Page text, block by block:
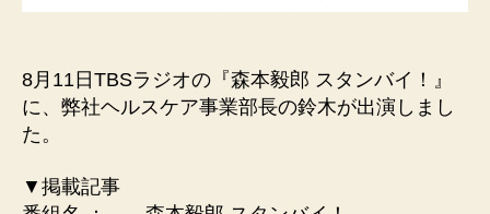
8月11日TBSラジオの『森本毅郎 スタンバイ！』
に、弊社ヘルスケア事業部長の鈴木が出演しまし
た。
▼掲載記事